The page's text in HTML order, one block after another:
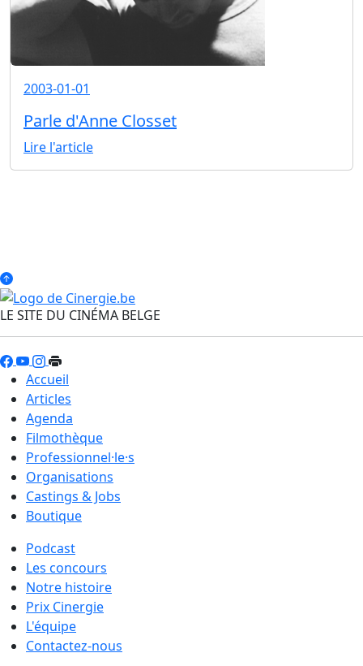
2003-01-01
Parle d'Anne Closset
Lire l'article
LE SITE DU CINÉMA BELGE
Accueil
Articles
Agenda
Filmothèque
Professionnel·le·s
Organisations
Castings & Jobs
Boutique
Podcast
Les concours
Notre histoire
Prix Cinergie
L'équipe
Contactez-nous